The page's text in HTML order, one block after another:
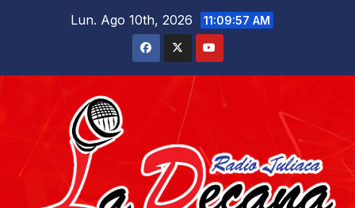
Lun. Ago 10th, 2026 11:09:59 AM